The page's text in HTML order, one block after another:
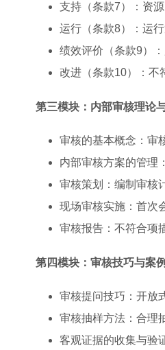
支持（条款7）：资
运行（条款8）：运
绩效评价（条款9）
改进（条款10）：不
第三模块：内部审核理论
审核的基本概念：审
内部审核方案的管理
审核策划：编制审核
现场审核实施：首次
审核报告：不符合项
第四模块：审核技巧与案
审核提问技巧：开放
审核抽样方法：合理
客观证据的收集与验